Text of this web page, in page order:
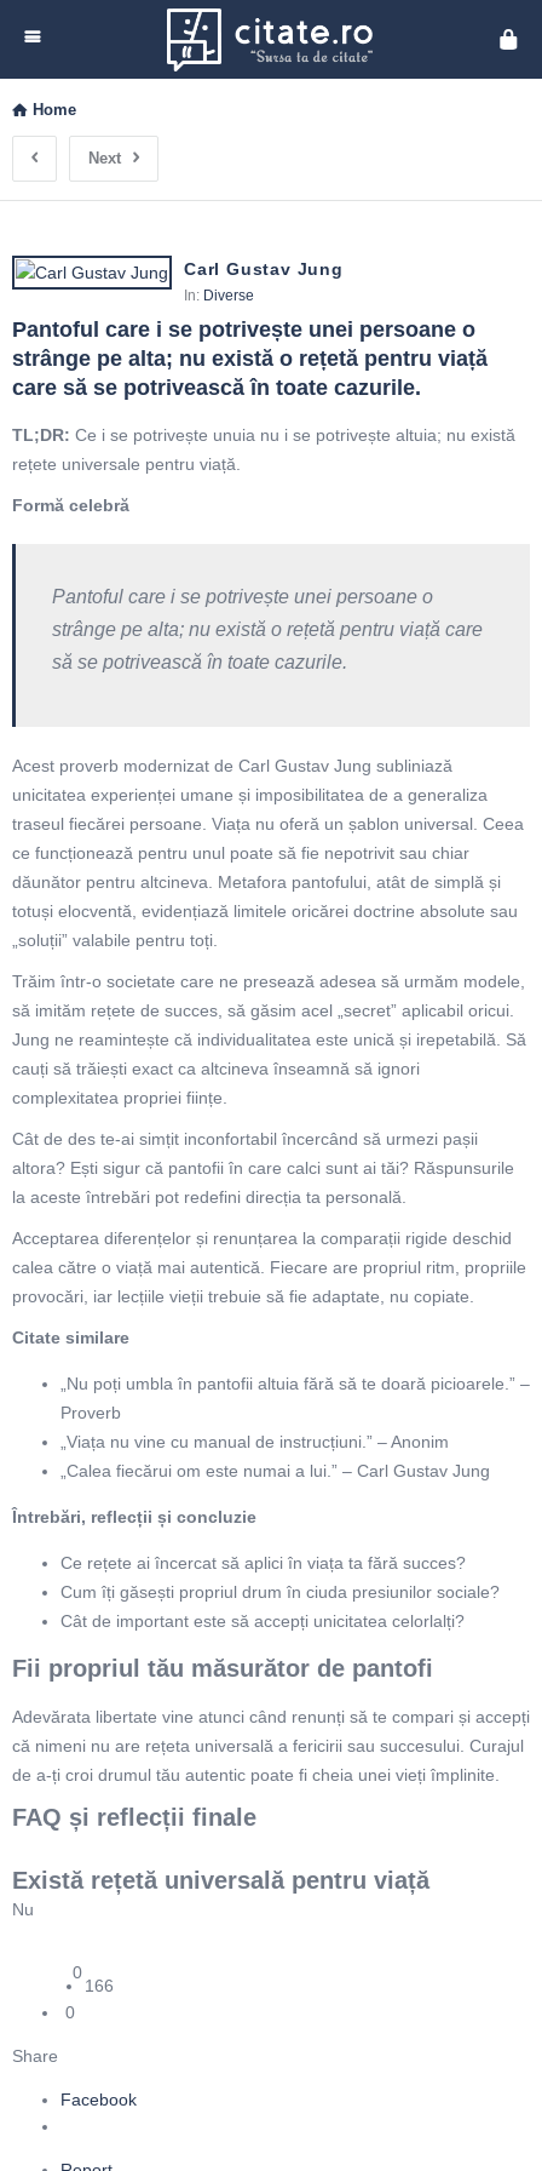
Home
Next
Carl Gustav Jung
In: Diverse
Pantoful care i se potrivește unei persoane o
strânge pe alta; nu există o rețetă pentru viață
care să se potrivească în toate cazurile.
TL;DR: Ce i se potrivește unuia nu i se potrivește altuia; nu există
rețete universale pentru viață.
Formă celebră
Pantoful care i se potrivește unei persoane o
strânge pe alta; nu există o rețetă pentru viață care
să se potrivească în toate cazurile.
Acest proverb modernizat de Carl Gustav Jung subliniază
unicitatea experienței umane și imposibilitatea de a generaliza
traseul fiecărei persoane. Viața nu oferă un șablon universal. Ceea
ce funcționează pentru unul poate să fie nepotrivit sau chiar
dăunător pentru altcineva. Metafora pantofului, atât de simplă și
totuși elocventă, evidențiază limitele oricărei doctrine absolute sau
„soluții” valabile pentru toți.
Trăim într-o societate care ne presează adesea să urmăm modele,
să imităm rețete de succes, să găsim acel „secret” aplicabil oricui.
Jung ne reamintește că individualitatea este unică și irepetabilă. Să
cauți să trăiești exact ca altcineva înseamnă să ignori
complexitatea propriei ființe.
Cât de des te-ai simțit inconfortabil încercând să urmezi pașii
altora? Ești sigur că pantofii în care calci sunt ai tăi? Răspunsurile
la aceste întrebări pot redefini direcția ta personală.
Acceptarea diferențelor și renunțarea la comparații rigide deschid
calea către o viață mai autentică. Fiecare are propriul ritm, propriile
provocări, iar lecțiile vieții trebuie să fie adaptate, nu copiate.
Citate similare
„Nu poți umbla în pantofii altuia fără să te doară picioarele.” –
Proverb
„Viața nu vine cu manual de instrucțiuni.” – Anonim
„Calea fiecărui om este numai a lui.” – Carl Gustav Jung
Întrebări, reflecții și concluzie
Ce rețete ai încercat să aplici în viața ta fără succes?
Cum îți găsești propriul drum în ciuda presiunilor sociale?
Cât de important este să accepți unicitatea celorlalți?
Fii propriul tău măsurător de pantofi
Adevărata libertate vine atunci când renunți să te compari și accepți
că nimeni nu are rețeta universală a fericirii sau succesului. Curajul
de a-ți croi drumul tău autentic poate fi cheia unei vieți împlinite.
FAQ și reflecții finale
Există rețetă universală pentru viață
Nu
0
166
0
Share
Facebook